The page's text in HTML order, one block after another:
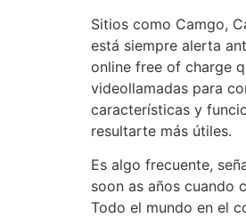
Sitios como Camgo,
está siempre alerta
online free of charge
videollamadas para
características y
resultarte más útiles.
Es algo frecuente,
soon as años cuando
Todo el mundo en el